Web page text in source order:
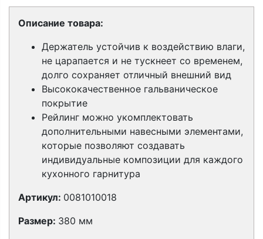
Описание товара:
Держатель устойчив к воздействию влаги,
не царапается и не тускнеет со временем,
долго сохраняет отличный внешний вид
Высококачественное гальваническое
покрытие
Рейлинг можно укомплектовать
дополнительными навесными элементами,
которые позволяют создавать
индивидуальные композиции для каждого
кухонного гарнитура
Артикул: 0081010018
Размер: 380 мм